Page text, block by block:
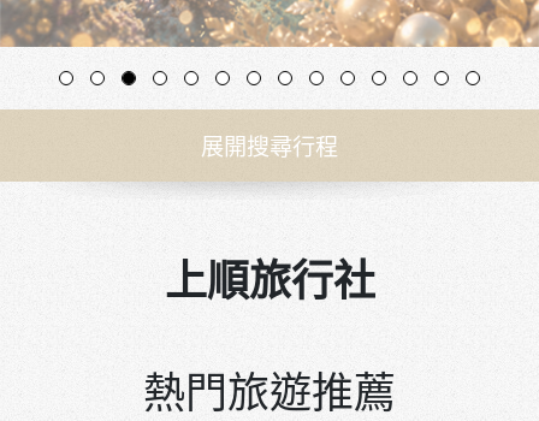
展開搜尋行程
上順旅行社
熱門旅遊推薦